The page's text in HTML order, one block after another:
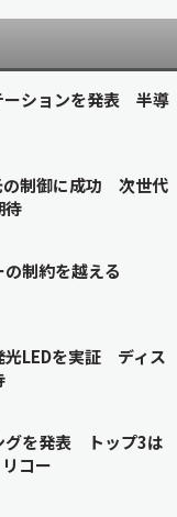
ーションを発表 半導
の制御に成功 次世代
待
制約を越える
光LEDを実証 ディス
グを発表 トップ3は
コー